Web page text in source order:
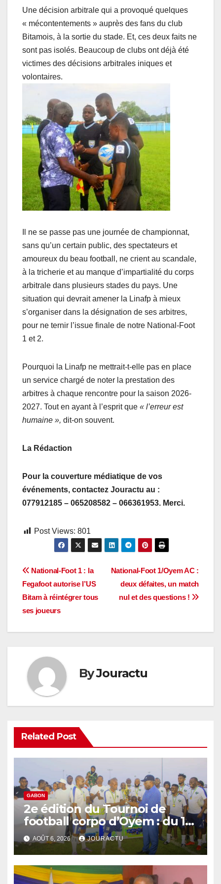
Une décision arbitrale qui a provoqué quelques
« mécontentements » auprès des fans du club
Bitamois, à la sortie du stade. Et, ces deux faits ne
sont pas isolés. Beaucoup de clubs ont déjà été
victimes des décisions arbitrales iniques et
volontaires.
Il ne se passe pas une journée de championnat,
sans qu’un certain public, des spectateurs et
amoureux du beau football, ne crient au scandale,
à la tricherie et au manque d’impartialité du corps
arbitrale dans plusieurs stades du pays. Une
situation qui devrait amener la Linafp à mieux
s’organiser dans la désignation de ses arbitres,
pour ne ternir l’issue finale de notre National-Foot
1 et 2.
Pourquoi la Linafp ne mettrait-t-elle pas en place
un service chargé de noter la prestation des
arbitres à chaque rencontre pour la saison 2026-
2027. Tout en ayant à l’esprit que « l’erreur est
humaine », dit-on souvent.
La Rédaction
Pour la couverture médiatique de vos
événements, contactez Jouractu au :
077912185 – 065208582 – 066361953. Merci.
Post Views: 801
Navigation
de
l’article
National-Foot 1/Oyem AC :
deux défaites, un match
nul et des questions !
National-Foot 1 : la
Fegafoot autorise l’US
Bitam à réintégrer tous
ses joueurs
ByJouractu
Related Post
GABON
2e édition du Tournoi de
football corpo d’Oyem : du 12
septembre au 3 octobre 2026
AOÛT 6, 2026 JOURACTU